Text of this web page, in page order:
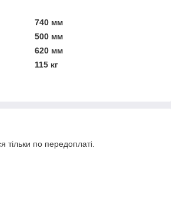
740 мм
500 мм
620 мм
115 кг
тільки по передоплаті.